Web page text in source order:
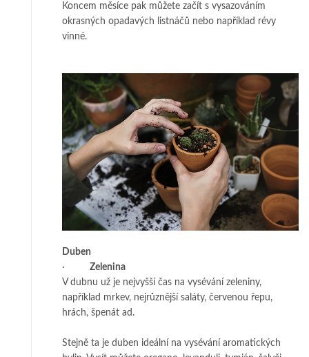
Koncem měsíce pak můžete začít s vysazováním
okrasných opadavých listnáčů nebo například révy
vinné.
Duben
· Zelenina
V dubnu už je nejvyšší čas na vysévání zeleniny,
například mrkev, nejrůznější saláty, červenou řepu,
hrách, špenát ad.
Stejně ta je duben ideální na vysévání aromatických